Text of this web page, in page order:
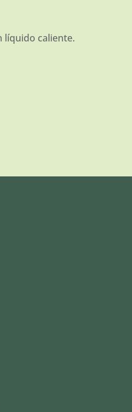
líquido caliente.